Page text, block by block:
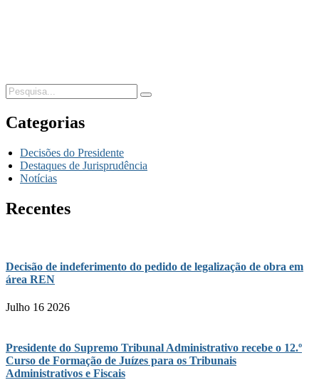
Categorias
Decisões do Presidente
Destaques de Jurisprudência
Notícias
Recentes
Decisão de indeferimento do pedido de legalização de obra em
área REN
Julho 16 2026
Presidente do Supremo Tribunal Administrativo recebe o 12.º
Curso de Formação de Juízes para os Tribunais
Administrativos e Fiscais